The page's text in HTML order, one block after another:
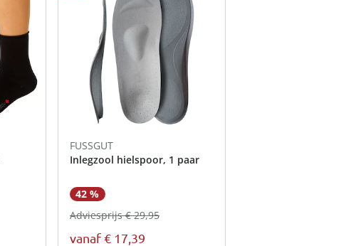
FUSSGUT
Inlegzool hielspoor, 1 paar
42 %
vanaf€ 17,39
Adviesprijs € 29,95